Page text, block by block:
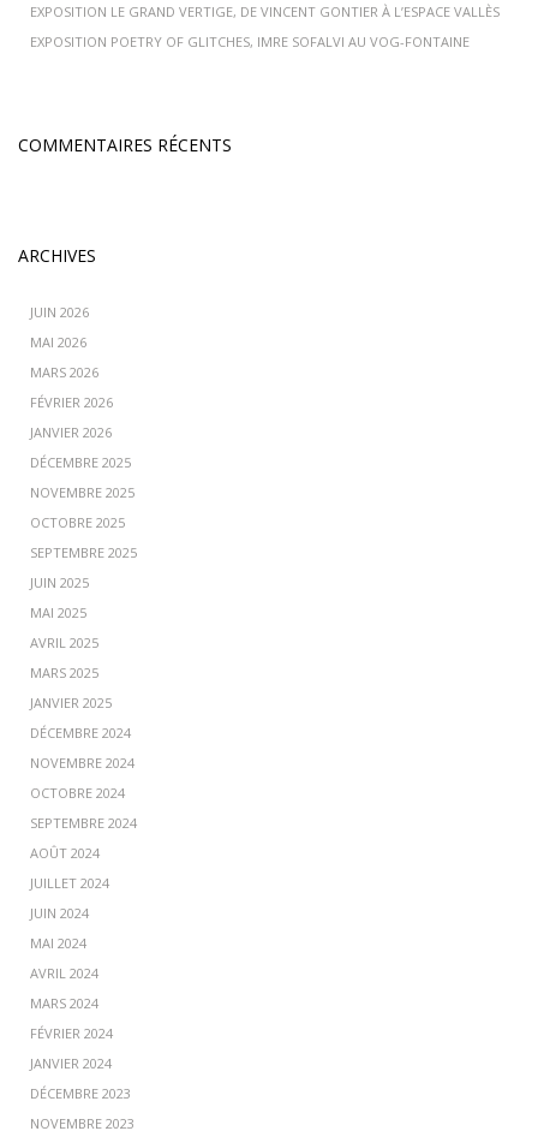
EXPOSITION LE GRAND VERTIGE, DE VINCENT GONTIER À L’ESPACE VALLÈS
EXPOSITION POETRY OF GLITCHES, IMRE SOFALVI AU VOG-FONTAINE
COMMENTAIRES RÉCENTS
ARCHIVES
JUIN 2026
MAI 2026
MARS 2026
FÉVRIER 2026
JANVIER 2026
DÉCEMBRE 2025
NOVEMBRE 2025
OCTOBRE 2025
SEPTEMBRE 2025
JUIN 2025
MAI 2025
AVRIL 2025
MARS 2025
JANVIER 2025
DÉCEMBRE 2024
NOVEMBRE 2024
OCTOBRE 2024
SEPTEMBRE 2024
AOÛT 2024
JUILLET 2024
JUIN 2024
MAI 2024
AVRIL 2024
MARS 2024
FÉVRIER 2024
JANVIER 2024
DÉCEMBRE 2023
NOVEMBRE 2023